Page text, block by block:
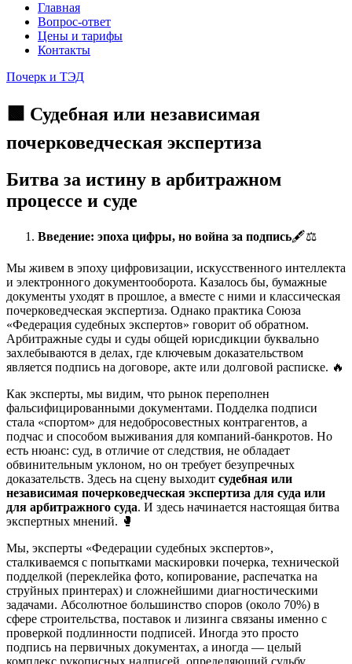
Главная
Вопрос-ответ
Цены и тарифы
Контакты
Почерк и ТЭД
🟩 Судебная или независимая
почерковедческая экспертиза
Битва за истину в арбитражном
процессе и суде
Введение: эпоха цифры, но война за подпись🖋️⚖️
Мы живем в эпоху цифровизации, искусственного интеллекта
и электронного документооборота. Казалось бы, бумажные
документы уходят в прошлое, а вместе с ними и классическая
почерковедческая экспертиза. Однако практика Союза
«Федерация судебных экспертов» говорит об обратном.
Арбитражные суды и суды общей юрисдикции буквально
захлебываются в делах, где ключевым доказательством
является подпись на договоре, акте или долговой расписке. 🔥
Как эксперты, мы видим, что рынок переполнен
фальсифицированными документами. Подделка подписи
стала «спортом» для недобросовестных контрагентов, а
подчас и способом выживания для компаний-банкротов. Но
есть нюанс: суд, в отличие от следствия, не обладает
обвинительным уклоном, но он требует безупречных
доказательств. Здесь на сцену выходит судебная или
независимая почерковедческая экспертиза для суда или
для арбитражного суда. И здесь начинается настоящая битва
экспертных мнений. 🥊
Мы, эксперты «Федерации судебных экспертов»,
сталкиваемся с попытками маскировки почерка, технической
подделкой (переклейка фото, копирование, распечатка на
струйных принтерах) и сложнейшими диагностическими
задачами. Абсолютное большинство споров (около 70%) в
сфере строительства, поставок и лизинга связаны именно с
проверкой подлинности подписей. Иногда это просто
подпись на первичных документах, а иногда — целый
комплекс рукописных надписей, определяющий судьбу